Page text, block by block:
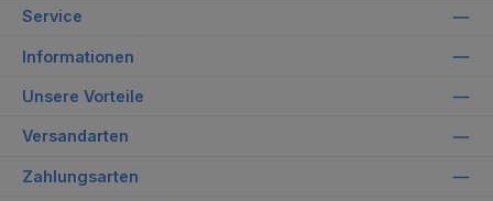
Service
Informationen
Unsere Vorteile
Versandarten
Zahlungsarten